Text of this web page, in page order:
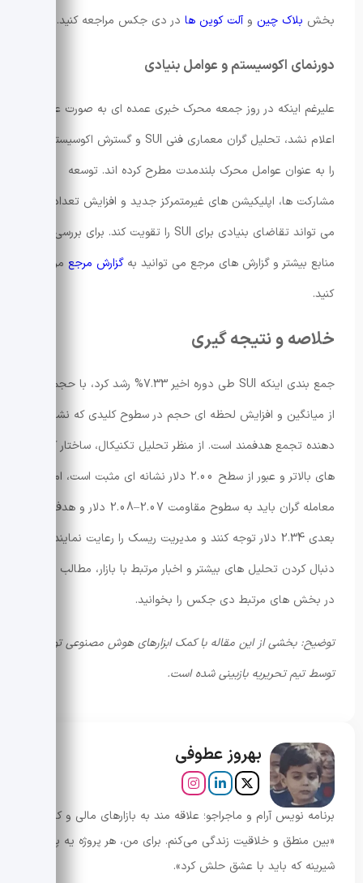
بخش بلاک چین وآلت کوین ها در دی جکس مراجعه کنید.
دورنمای اکوسیستم و عوامل بنیادی
علیرغم اینکه در روز جمعه محرک خبری عمده ای به صورت عمومی
اعلام نشد، تحلیل گران معماری فنی SUI و گسترش اکوسیستم آن
را به عنوان عوامل محرک بلندمدت مطرح کرده اند. توسعه
مشارکت ها، اپلیکیشن های غیرمتمرکز جدید و افزایش تعداد کاربر
می تواند تقاضای بنیادی برای SUI را تقویت کند. برای بررسی
منابع بیشتر و گزارش های مرجع می توانید به گزارش مرجع مراجعه
کنید.
خلاصه و نتیجه گیری
جمع بندی اینکه SUI طی دوره اخیر 7.33% رشد کرد، با حجم کمتر
از میانگین و افزایش لحظه ای حجم در سطوح کلیدی که نشان
دهنده تجمع هدفمند است. از منظر تحلیل تکنیکال، ساختار کف
های بالاتر و عبور از سطح 2.00 دلار نشانه ای مثبت است، اما
معامله گران باید به سطوح مقاومت 2.07–2.08 دلار و هدف
بعدی 2.34 دلار توجه کنند و مدیریت ریسک را رعایت نمایند. برای
دنبال کردن تحلیل های بیشتر و اخبار مرتبط با بازار، مطالب مرتبط
در بخش های مرتبط دی جکس را بخوانید.
توضیح: بخشی از این مقاله با کمک ابزارهای هوش مصنوعی تولید و
توسط تیم تحریریه بازبینی شده است.
بهروز عطوفی
برنامه نویس آرام و ماجراجو؛ علاقه مند به بازارهای مالی و کریپتو.
«بین منطق و خلاقیت زندگی می‌کنم. برای من، هر پروژه یه پازل
شیرینه که باید با عشق حلش کرد».